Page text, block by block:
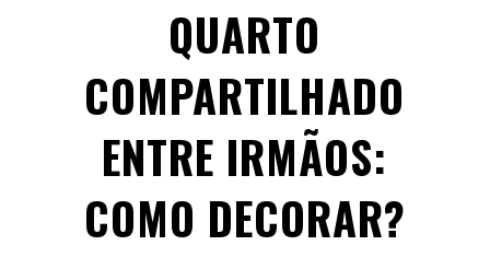
QUARTO
COMPARTILHADO
ENTRE IRMÃOS:
COMO DECORAR?